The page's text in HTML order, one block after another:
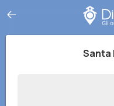
Santa